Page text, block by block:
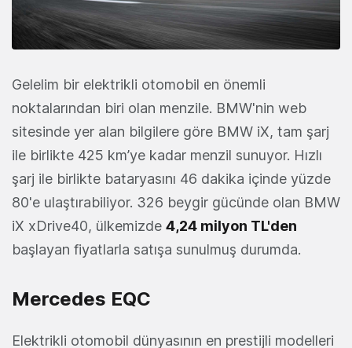
Gelelim bir elektrikli otomobil en önemli
noktalarından biri olan menzile. BMW'nin web
sitesinde yer alan bilgilere göre BMW iX, tam şarj
ile birlikte 425 km’ye kadar menzil sunuyor. Hızlı
şarj ile birlikte bataryasını 46 dakika içinde yüzde
80'e ulaştırabiliyor. 326 beygir gücünde olan BMW
iX xDrive40, ülkemizde 4,24 milyon TL'den
başlayan fiyatlarla satışa sunulmuş durumda.
Mercedes EQC
Elektrikli otomobil dünyasının en prestijli modelleri